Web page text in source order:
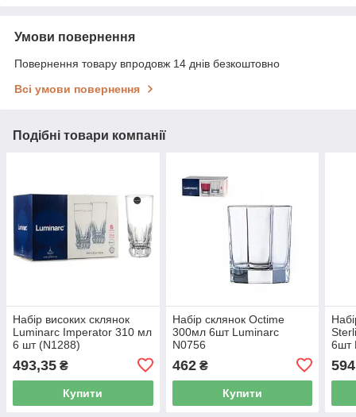
Умови повернення
Повернення товару впродовж 14 днів безкоштовно
Всі умови повернення
Подібні товари компанії
Набір високих склянок
Luminarc Imperator 310 мл
6 шт (N1288)
493,35 ₴
Купити
Набір склянок Octime
300мл 6шт Luminarc
N0756
462₴
Купити
6шт
594